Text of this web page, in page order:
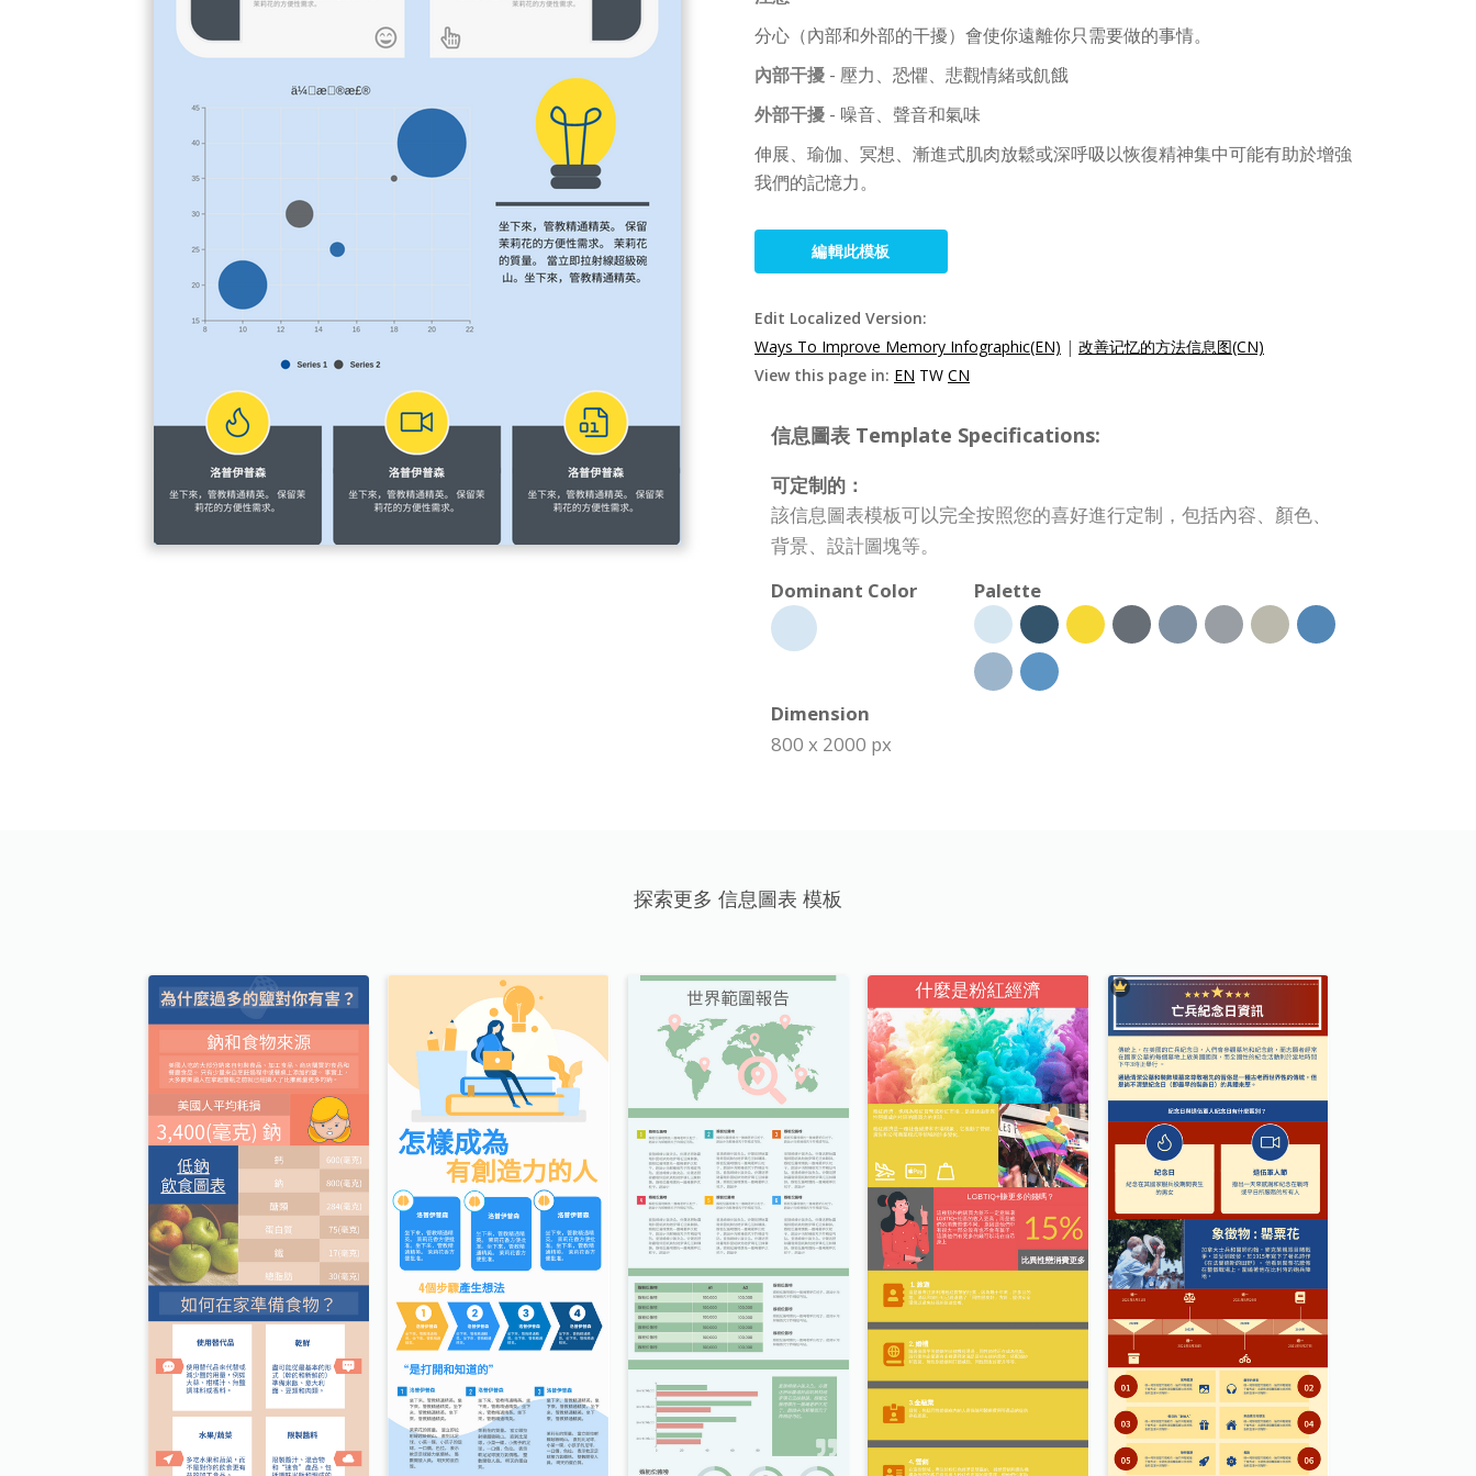
分心（內部和外部的干擾）會使你遠離你只需要做的事情。
內部干擾 - 壓力、恐懼、悲觀情緒或飢餓
外部干擾 - 噪音、聲音和氣味
伸展、瑜伽、冥想、漸進式肌肉放鬆或深呼吸以恢復精神集中可能有助於增強
我們的記憶力。
編輯此模板
Edit Localized Version:
Ways To Improve Memory Infographic(EN) | 改善记忆的方法信息图(CN)
View this page in: EN TW CN
信息圖表 Template Specifications:
可定制的：
該信息圖表模板可以完全按照您的喜好進行定制，包括內容、顏色、
背景、設計圖塊等。
Dominant Color
Palette
Dimension
800 x 2000 px
探索更多 信息圖表 模板